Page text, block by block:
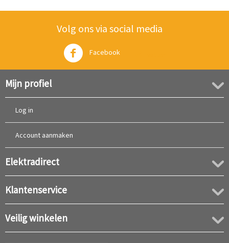
Volg ons via social media
Facebook
Mijn profiel
Log in
Account aanmaken
Elektradirect
Klantenservice
Veilig winkelen